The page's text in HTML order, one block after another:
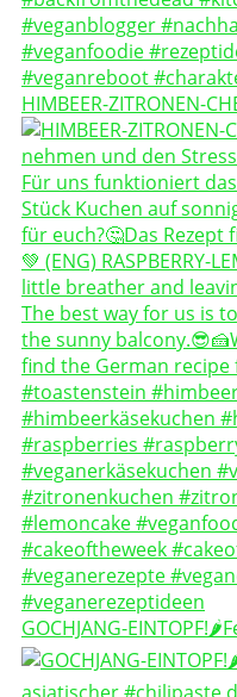
HIMBEER-ZITRONEN-
GOCHJANG-